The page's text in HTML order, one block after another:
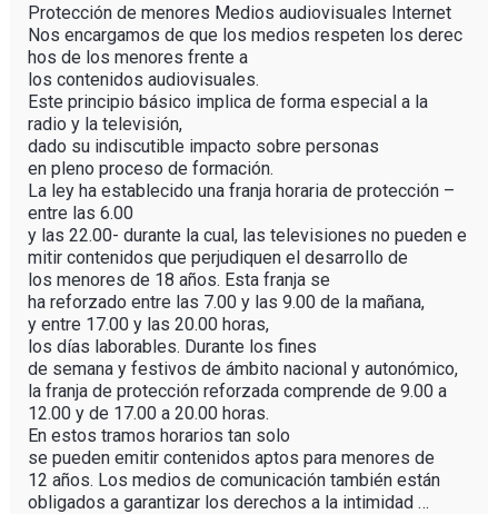
Protección de menores Medios audiovisuales Internet
Nos encargamos de que los medios respeten los derec
hos de los menores frente a
los contenidos audiovisuales.
Este principio básico implica de forma especial a la
radio y la televisión,
dado su indiscutible impacto sobre personas
en pleno proceso de formación.
La ley ha establecido una franja horaria de protección –
entre las 6.00
y las 22.00- durante la cual, las televisiones no pueden e
mitir contenidos que perjudiquen el desarrollo de
los menores de 18 años. Esta franja se
ha reforzado entre las 7.00 y las 9.00 de la mañana,
y entre 17.00 y las 20.00 horas,
los días laborables. Durante los fines
de semana y festivos de ámbito nacional y autonómico,
la franja de protección reforzada comprende de 9.00 a
12.00 y de 17.00 a 20.00 horas.
En estos tramos horarios tan solo
se pueden emitir contenidos aptos para menores de
12 años. Los medios de comunicación también están
obligados a garantizar los derechos a la intimidad …